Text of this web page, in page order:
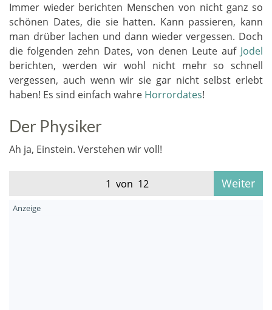
Immer wieder berichten Menschen von nicht ganz so
schönen Dates, die sie hatten. Kann passieren, kann
man drüber lachen und dann wieder vergessen. Doch
die folgenden zehn Dates, von denen Leute auf Jodel
berichten, werden wir wohl nicht mehr so schnell
vergessen, auch wenn wir sie gar nicht selbst erlebt
haben! Es sind einfach wahre Horrordates!
Der Physiker
Ah ja, Einstein. Verstehen wir voll!
1 von 12 Weiter